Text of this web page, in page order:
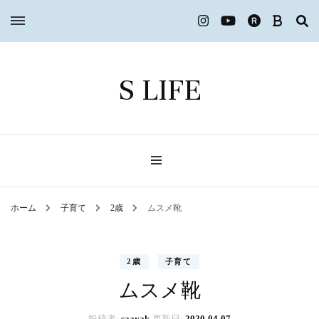
S LIFE
ホーム 子育て 2歳 ムスメ靴
2歳 子育て
ムスメ靴